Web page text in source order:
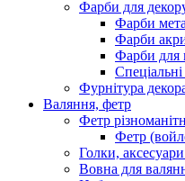
Фарби для
Фарби
Фарби
Фарби для
Фурнітура
Валяння, фетр
Фетр
Фетр
Голки,
Вовна для